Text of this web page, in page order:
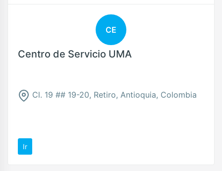
CE
Centro de Servicio UMA
Cl. 19 ## 19-20, Retiro, Antioquia, Colombia
Ir